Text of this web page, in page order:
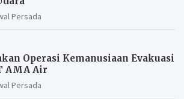
Persada
Operasi Kemanusiaan Evakuasi
AMA Air
Persada